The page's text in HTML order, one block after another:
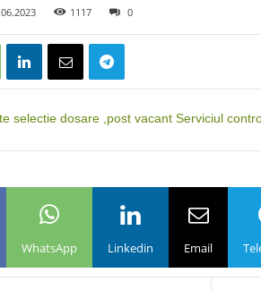
1117 0
selectie dosare ,post vacant Serviciul
WhatsApp Linkedin Email